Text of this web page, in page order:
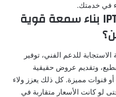
في خدمتك.
كيف يمكن لموزع IPTV بناء سمعة قوية
للدعم الفني، توفير
وتقديم عروض حقيقية
قنوات مميزة. كل ذلك يعزز ولاء
لو كانت الأسعار متقاربة في